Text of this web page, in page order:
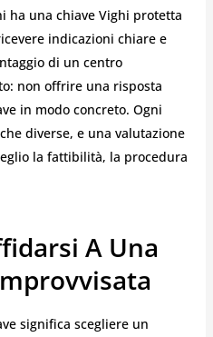
ha una chiave Vighi protetta
indicazioni chiare e
di un centro
non offrire una risposta
in modo concreto. Ogni
diverse, e una valutazione
la fattibilità, la procedura
A Una
significa scegliere un